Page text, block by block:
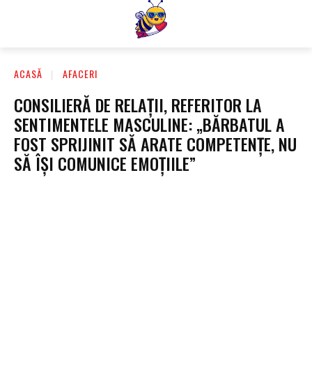
ACASĂ AFACERI
CONSILIERĂ DE RELAȚII, REFERITOR LA
SENTIMENTELE MASCULINE: „BĂRBATUL A
FOST SPRIJINIT SĂ ARATE COMPETENȚE, NU
SĂ ÎȘI COMUNICE EMOȚIILE”